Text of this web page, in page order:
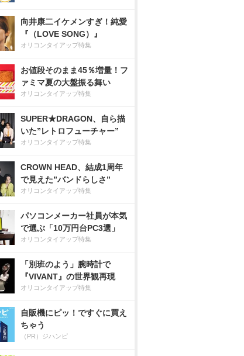
向井康二イケメンすぎ！純愛
『（LOVE SONG）』
オリコンタイアップ特集
お値段そのまま45％増量！フ
ァミマ夏の大盤振る舞い
オリコンタイアップ特集
SUPER★DRAGON、自ら描
いた”レトロフューチャー”
オリコンタイアップ特集
CROWN HEAD、結成1周年
で見えた”バンドらしさ”
オリコンタイアップ特集
パソコンメーカー社員が本気
で選ぶ「10万円台PC3選」
オリコンタイアップ特集
「別班のよう」腕時計で
『VIVANT』の世界観再現
オリコンタイアップ特集
自販機にピッ！ですぐに買え
ちゃう
（PR）ジハンピ